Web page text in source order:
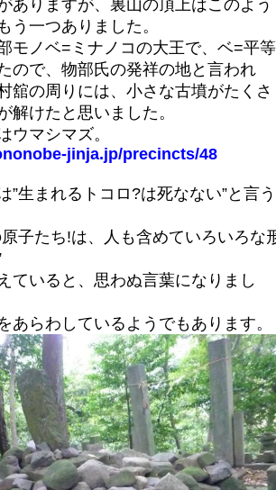
ありますが、裏山の頂上はこのよう
う一つありました。
モノベ=ミナノコの大王で、ベ=平等
ので、物部氏の発祥の地と言われ
舘の周りには、小さな古墳がたくさ
解けたと思いました。
ウマシマズ。
jinja.jp/precincts/48
”生まれるトコロ?は死なない”と言う
子たち!は、人も含めていろいろな
ていると、思わぬ言葉になりまし
あらわしているようでもあります。